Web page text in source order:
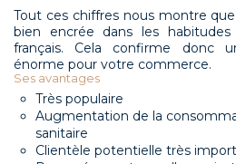
Tout ces chiffres nous montre
bien encrée dans les
français. Cela confirme donc
énorme pour votre commerce.
Ses avantages
Très populaire
Augmentation de la
sanitaire
Clientèle potentielle très